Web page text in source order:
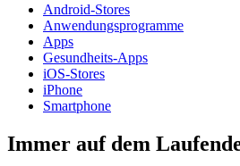
Android-Stores
Anwendungsprogramme
Apps
Gesundheits-Apps
iOS-Stores
iPhone
Smartphone
Immer auf dem